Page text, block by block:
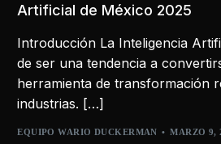
Artificial de México 2025
Introducción La Inteligencia
de ser una tendencia a
herramienta de transformación
industrias. […]
EQUIPO WARIO DUCKERMAN MARZO 9,